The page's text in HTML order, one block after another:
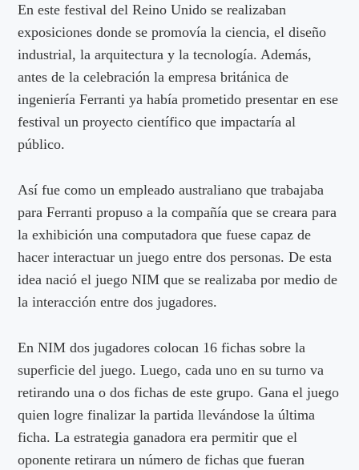
En este festival del Reino Unido se realizaban
exposiciones donde se promovía la ciencia, el diseño
industrial, la arquitectura y la tecnología. Además,
antes de la celebración la empresa británica de
ingeniería Ferranti ya había prometido presentar en ese
festival un proyecto científico que impactaría al
público.
Así fue como un empleado australiano que trabajaba
para Ferranti propuso a la compañía que se creara para
la exhibición una computadora que fuese capaz de
hacer interactuar un juego entre dos personas. De esta
idea nació el juego NIM que se realizaba por medio de
la interacción entre dos jugadores.
En NIM dos jugadores colocan 16 fichas sobre la
superficie del juego. Luego, cada uno en su turno va
retirando una o dos fichas de este grupo. Gana el juego
quien logre finalizar la partida llevándose la última
ficha. La estrategia ganadora era permitir que el
oponente retirara un número de fichas que fueran